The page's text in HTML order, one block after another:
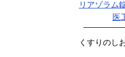
リアゾラム
医
くすりのし